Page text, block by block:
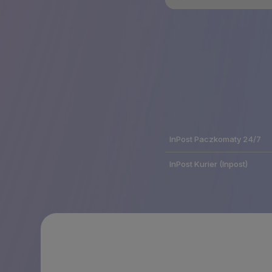
InPost Paczkomaty 24/7
InPost Kurier (Inpost)